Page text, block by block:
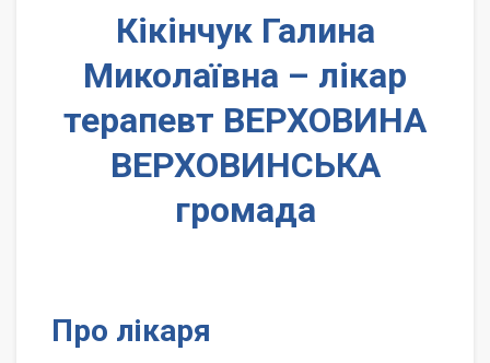
Кікінчук Галина
Миколаївна – лікар
терапевт ВЕРХОВИНА
ВЕРХОВИНСЬКА
громада
Про лікаря